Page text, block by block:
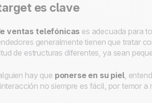
es clave
ventas telefónicas es adecuada para
generalmente tienen que tratar
de estructuras diferentes, ya sean
hay que ponerse en su piel,
no siempre es fácil, por temor